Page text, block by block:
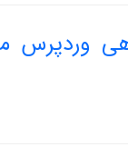
وردپرس